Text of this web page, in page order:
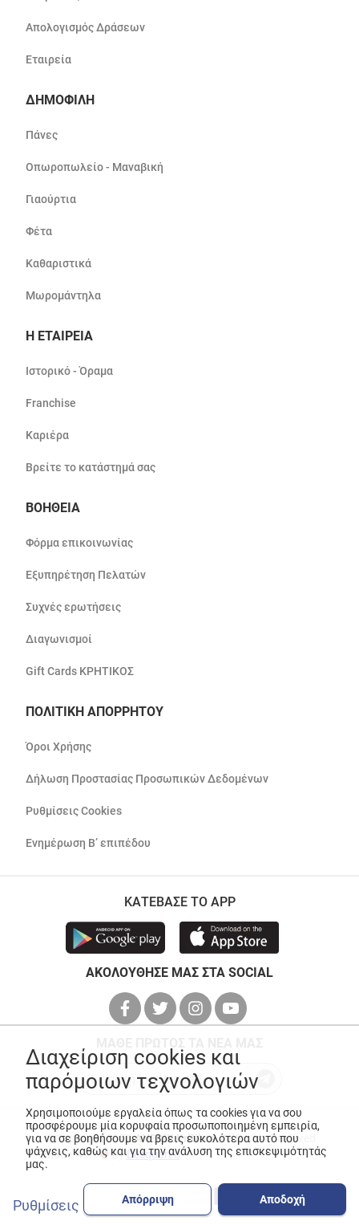
Απολογισμός Δράσεων
Εταιρεία
ΔΗΜΟΦΙΛΗ
Πάνες
Οπωροπωλείο - Μαναβική
Γιαούρτια
Φέτα
Καθαριστικά
Μωρομάντηλα
Η ΕΤΑΙΡΕΙΑ
Ιστορικό - Όραμα
Franchise
Καριέρα
Βρείτε το κατάστημά σας
ΒΟΗΘΕΙΑ
Φόρμα επικοινωνίας
Εξυπηρέτηση Πελατών
Συχνές ερωτήσεις
Διαγωνισμοί
Gift Cards ΚΡΗΤΙΚΟΣ
ΠΟΛΙΤΙΚΗ ΑΠΟΡΡΗΤΟΥ
Όροι Χρήσης
Δήλωση Προστασίας Προσωπικών Δεδομένων
Ρυθμίσεις Cookies
Ενημέρωση Β’ επιπέδου
ΚΑΤΕΒΑΣΕ ΤΟ APP
ΑΚΟΛΟΥΘΗΣΕ ΜΑΣ ΣΤΑ SOCIAL
© Copyright 2026ANEDIK Kritikos. All Rights Reserved
Made with
byDesquared
Διαχείριση cookies και
παρόμοιων τεχνολογιών
Χρησιμοποιούμε εργαλεία όπως τα cookies για να σου
προσφέρουμε μία κορυφαία προσωποποιημένη εμπειρία,
για να σε βοηθήσουμε να βρεις ευκολότερα αυτό που
ψάχνεις, καθώς και για την ανάλυση της επισκεψιμότητάς
μας.
Ρυθμίσεις Απόρριψη Αποδοχή